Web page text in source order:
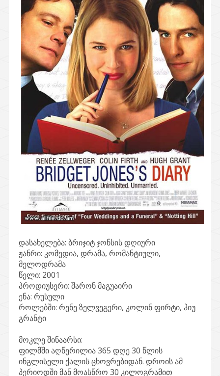
დასახელება: ბრიჯიტ ჯონსის დღიური
ჟანრი: კომედია, დრამა, რომანტიული,
მელოდრამა
წელი: 2001
პროდიუსერი: შარონ მაგუაირი
ენა: რუსული
როლებში: რენე ზელვეგერი, კოლინ ფირტი, ჰიუ
გრანტი
მოკლე შინაარსი:
ფილმში აღწერილია 365 დღე 30 წლის
ინგლისელი ქალის ცხოვრებიდან. დროის ამ
პერიოდში მან მოასწრო 30 კილოგრამით